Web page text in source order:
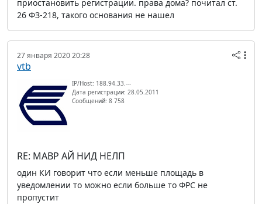
приостановить регистрации. права дома? почитал ст.
26 ФЗ-218, такого основания не нашел
27 января 2020 20:28
vtb
IP/Host: 188.94.33.---
Дата регистрации: 28.05.2011
Сообщений: 8 758
RE: МАВР АЙ НИД НЕЛП
один КИ говорит что если меньше площадь в
уведомлении то можно если больше то ФРС не
пропустит